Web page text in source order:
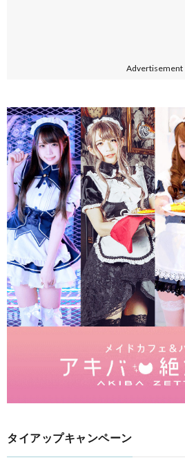
Advertisement
タイアップキャンペーン